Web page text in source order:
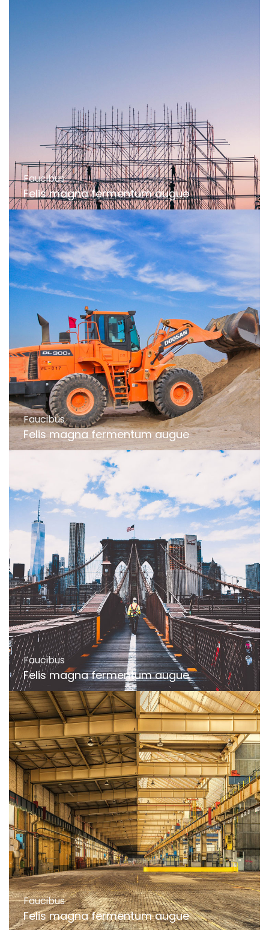
Faucibus
Felis magna fermentum augue
Faucibus
Felis magna fermentum augue
Faucibus
Felis magna fermentum augue
Faucibus
Felis magna fermentum augue